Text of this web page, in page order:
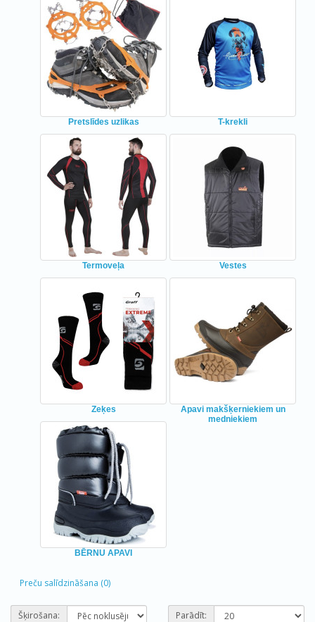
Pretslīdes uzlikas T-krekli
Termoveļa Vestes
Zeķes
Apavi makšķerniekiem un
medniekiem
BĒRNU APAVI
Preču salīdzināšana (0)
Šķirošana: Parādīt: